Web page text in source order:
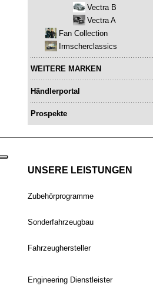
Vectra B
Vectra A
Fan Collection
Irmscherclassics
WEITERE MARKEN
Händlerportal
Prospekte
UNSERE LEISTUNGEN
Zubehörprogramme
Sonderfahrzeugbau
Fahrzeughersteller
Engineering Dienstleister